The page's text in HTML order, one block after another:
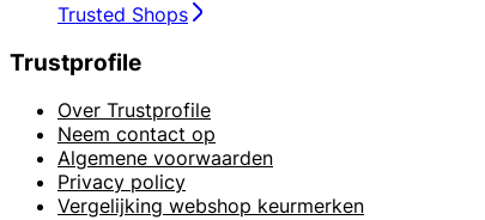
Trusted Shops
Trustprofile
Over Trustprofile
Neem contact op
Algemene voorwaarden
Privacy policy
Vergelijking webshop keurmerken